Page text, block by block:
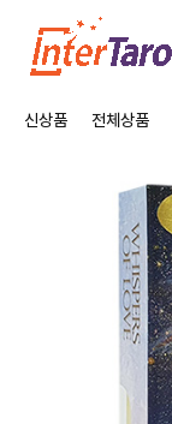
신상품 전체상품